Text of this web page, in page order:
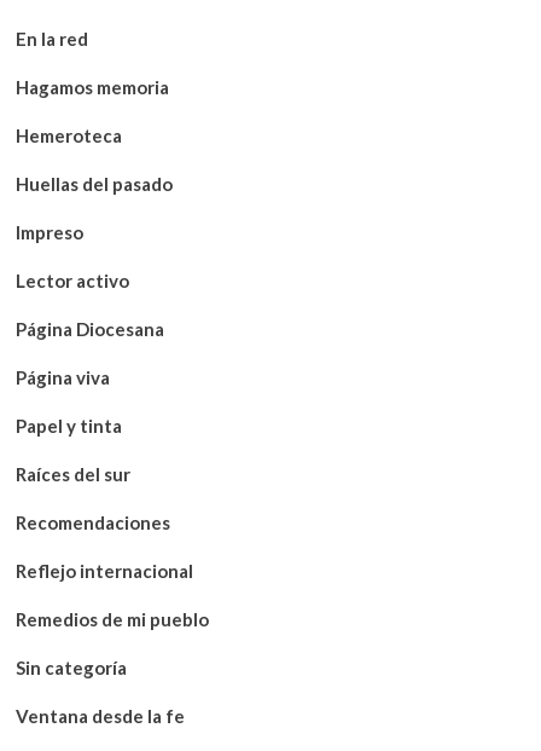
En la red
Hagamos memoria
Hemeroteca
Huellas del pasado
Impreso
Lector activo
Página Diocesana
Página viva
Papel y tinta
Raíces del sur
Recomendaciones
Reflejo internacional
Remedios de mi pueblo
Sin categoría
Ventana desde la fe